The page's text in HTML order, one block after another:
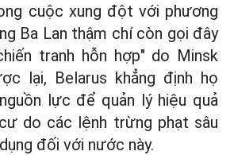
cuộc xung đột với phương
Ba Lan thậm chí còn gọi đây
tranh hỗn hợp" do Minsk
lại, Belarus khẳng định họ
lực để quản lý hiệu quả
do các lệnh trừng phạt sâu
đối với nước này.